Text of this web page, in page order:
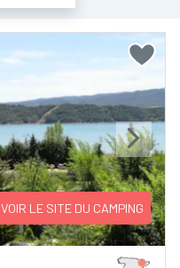
Next
VOIR LE SITE DU CAMPING